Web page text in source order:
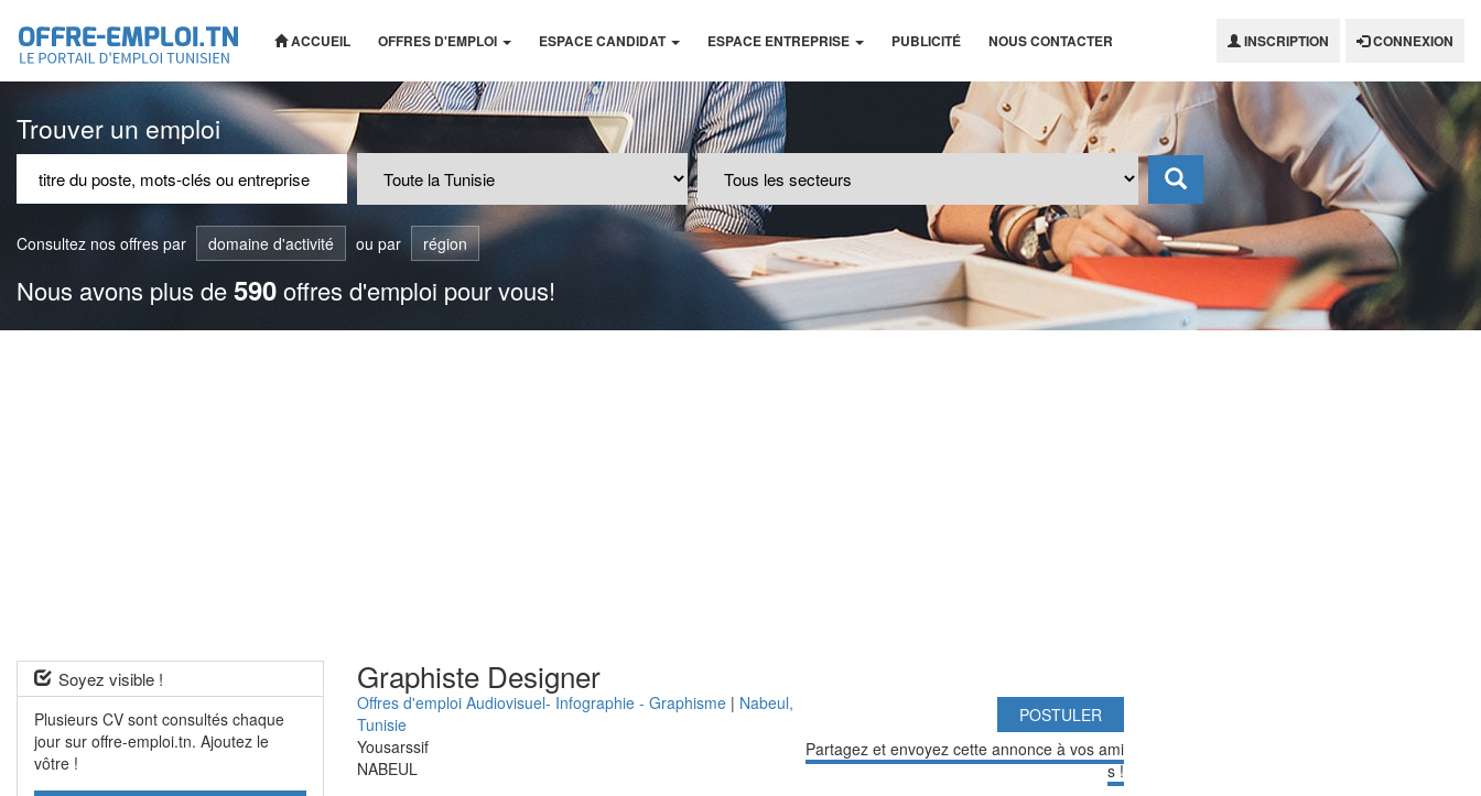
ACCUEIL OFFRES D'EMPLOI ESPACE CANDIDAT ESPACE ENTREPRISE PUBLICITÉ NOUS CONTACTER INSCRIPTION CONNEXION
Trouver un emploi
Consultez nos offres par domaine d'activité ou par région
Nous avons plus de590offres d'emploi pour vous!
Soyez visible !
Plusieurs CV sont consultés chaque
jour sur offre-emploi.tn. Ajoutez le
vôtre !
Graphiste Designer
Offres d'emploi Audiovisuel- Infographie - Graphisme | Nabeul,
Tunisie
Yousarssif
NABEUL
POSTULER
Partagez et envoyez cette annonce à vos ami
s !